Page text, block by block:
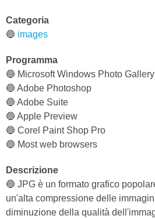
Categoria
🔵 images
Programma
🔵 Microsoft Windows Photo
🔵 Adobe Photoshop
🔵 Adobe Suite
🔵 Apple Preview
🔵 Corel Paint Shop Pro
🔵 Most web browsers
Descrizione
🔵 JPG è un formato grafico
un'alta compressione delle
diminuzione della qualità